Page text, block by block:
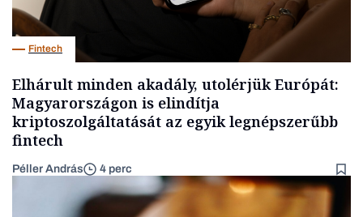
Fintech
Elhárult minden akadály, utolérjük Európát:
Magyarországon is elindítja
kriptoszolgáltatását az egyik legnépszerűbb
fintech
Péller András 4 perc